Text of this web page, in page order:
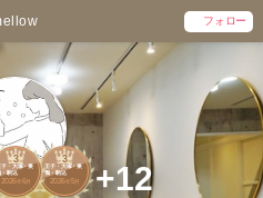
フォロー
3
子・大塚・巣
・駒込
2026年 6月
3
王子・大塚・巣
鴨・駒込
2026年 5月 +12